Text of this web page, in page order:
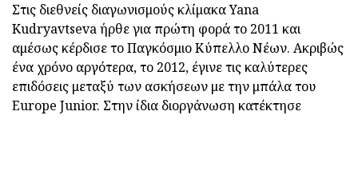
Στις διεθνείς διαγωνισμούς κλίμακα Yana
Kudryavtseva ήρθε για πρώτη φορά το 2011 και
αμέσως κέρδισε το Παγκόσμιο Κύπελλο Νέων. Ακριβώς
ένα χρόνο αργότερα, το 2012, έγινε τις καλύτερες
επιδόσεις μεταξύ των ασκήσεων με την μπάλα του
Europe Junior. Στην ίδια διοργάνωση κατέκτησε